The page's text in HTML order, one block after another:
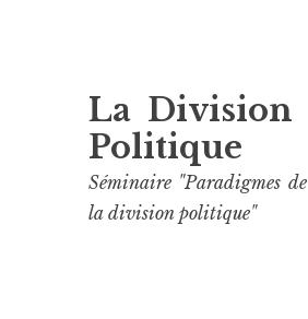
contenu
La Division
Politique
Séminaire "Paradigmes de
la division politique"